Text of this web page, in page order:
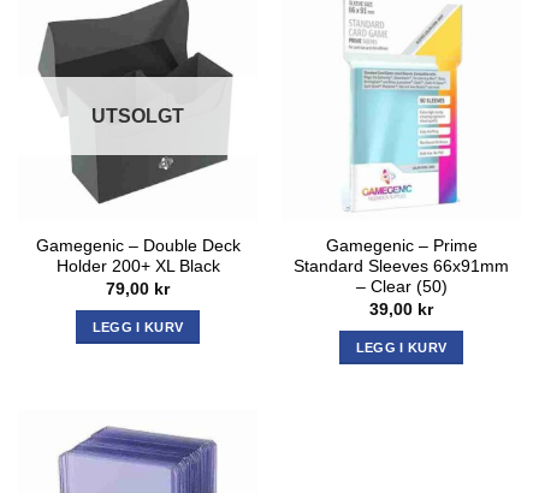
UTSOLGT
Gamegenic – Double Deck
Holder 200+ XL Black
79,00 kr
LEGG I KURV
Gamegenic – Prime
Standard Sleeves 66x91mm
– Clear (50)
39,00 kr
LEGG I KURV